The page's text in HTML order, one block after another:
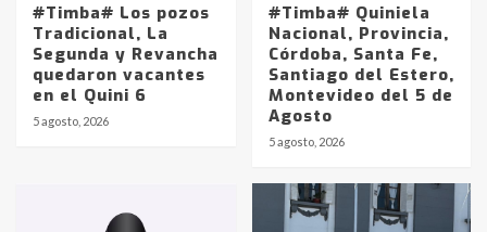
#Timba# Los pozos
Tradicional, La
Segunda y Revancha
quedaron vacantes
en el Quini 6
5 agosto, 2026
#Timba# Quiniela
Nacional, Provincia,
Córdoba, Santa Fe,
Santiago del Estero,
Montevideo del 5 de
Agosto
5 agosto, 2026
Identidad de los adolescentes
pampeanos que fueron
en la mañana del lunes